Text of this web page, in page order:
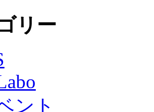
リー
ント